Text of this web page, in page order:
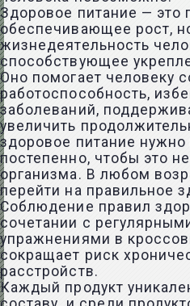
Здоровое питание — это
обеспечивающее рост,
жизнедеятельность
способствующее
Оно помогает человеку
работоспособность,
заболеваний,
увеличить
здоровое питание нужно
постепенно, чтобы это
организма. В любом
перейти на правильное
Соблюдение правил
сочетании с
упражнениями в
сокращает риск
расстройств.
Каждый продукт